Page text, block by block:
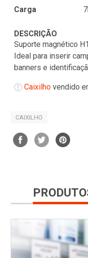
Carga
DESCRIÇÃO
Suporte magnético
Ideal para inserir
banners e
Caixilhovendido
CAIXILHO